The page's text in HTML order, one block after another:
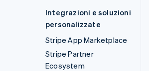
Integrazioni e soluzioni
personalizzate
Stripe App Marketplace
Stripe Partner
Ecosystem